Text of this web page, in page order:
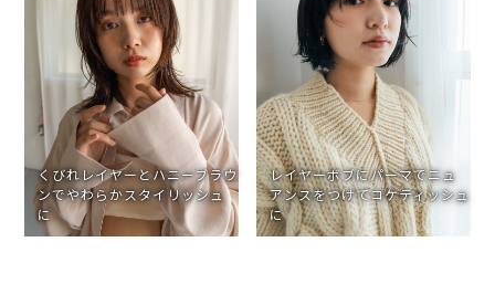
くびれレイヤーとハニーブラウ
ンでやわらかスタイリッシュ
に
レイヤーボブにパーマでニュ
アンスをつけてコケティッシュ
に